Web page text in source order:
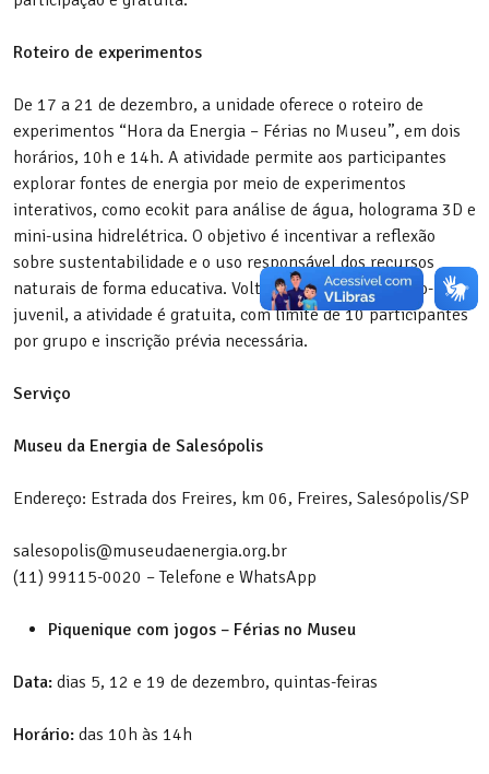
Roteiro de experimentos
De 17 a 21 de dezembro, a unidade oferece o roteiro de
experimentos “Hora da Energia – Férias no Museu”, em dois
horários, 10h e 14h. A atividade permite aos participantes
explorar fontes de energia por meio de experimentos
interativos, como ecokit para análise de água, holograma 3D e
mini-usina hidrelétrica. O objetivo é incentivar a reflexão
sobre sustentabilidade e o uso responsável dos recursos
naturais de forma educativa. Voltada ao público infanto-
juvenil, a atividade é gratuita, com limite de 10 participantes
por grupo e inscrição prévia necessária.
Serviço
Museu da Energia de Salesópolis
Endereço: Estrada dos Freires, km 06, Freires, Salesópolis/SP
salesopolis@museudaenergia.org.br
(11) 99115-0020 – Telefone e WhatsApp
Piquenique com jogos – Férias no Museu
Data: dias 5, 12 e 19 de dezembro, quintas-feiras
Horário: das 10h às 14h